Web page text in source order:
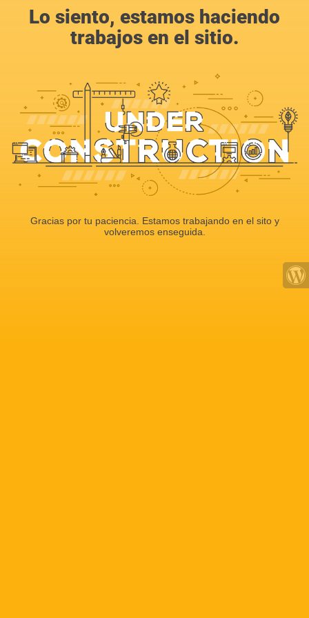
Lo siento, estamos haciendo
trabajos en el sitio.
Gracias por tu paciencia. Estamos trabajando en el sito y
volveremos enseguida.